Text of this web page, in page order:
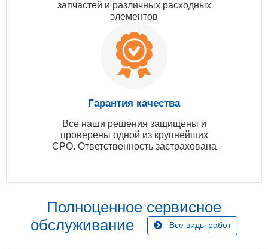
запчастей и различных расходных
элементов
Гарантия качества
Все наши решения защищены и
проверены одной из крупнейших
СРО. Ответственность застрахована
Полноценное сервисное
обслуживание
Все виды работ